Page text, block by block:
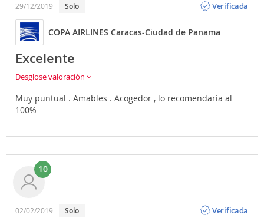
29/12/2019 Solo
Verificada
COPA AIRLINES Caracas-Ciudad de Panama
Excelente
Desglose valoración
Muy puntual . Amables . Acogedor , lo recomendaria al
100%
10
02/02/2019 Solo
Verificada